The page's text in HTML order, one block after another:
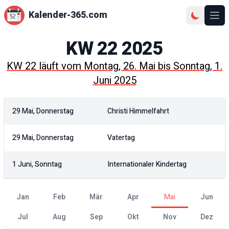
Kalender-365.com
KW222025
KW22läuft vomMontag, 26. MaibisSonntag, 1.
Juni 2025
29 Mai, Donnerstag Christi Himmelfahrt
29 Mai, Donnerstag Vatertag
1 Juni, Sonntag Internationaler Kindertag
Jan Feb Mär Apr Mai
Jun
Jul
Aug Sep Okt Nov Dez